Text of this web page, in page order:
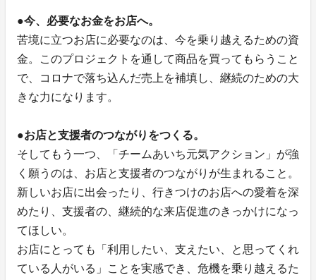
●今、必要なお金をお店へ。
苦境に立つお店に必要なのは、今を乗り越えるための資
金。このプロジェクトを通して商品を買ってもらうこと
で、コロナで落ち込んだ売上を補填し、継続のための大
きな力になります。
●お店と支援者のつながりをつくる。
そしてもう一つ、「チームあいち元気アクション」が強
く願うのは、お店と支援者のつながりが生まれること。
新しいお店に出会ったり、行きつけのお店への愛着を深
めたり、支援者の、継続的な来店促進のきっかけになっ
てほしい。
お店にとっても「利用したい、支えたい、と思ってくれ
ている人がいる」ことを実感でき、危機を乗り越えるた